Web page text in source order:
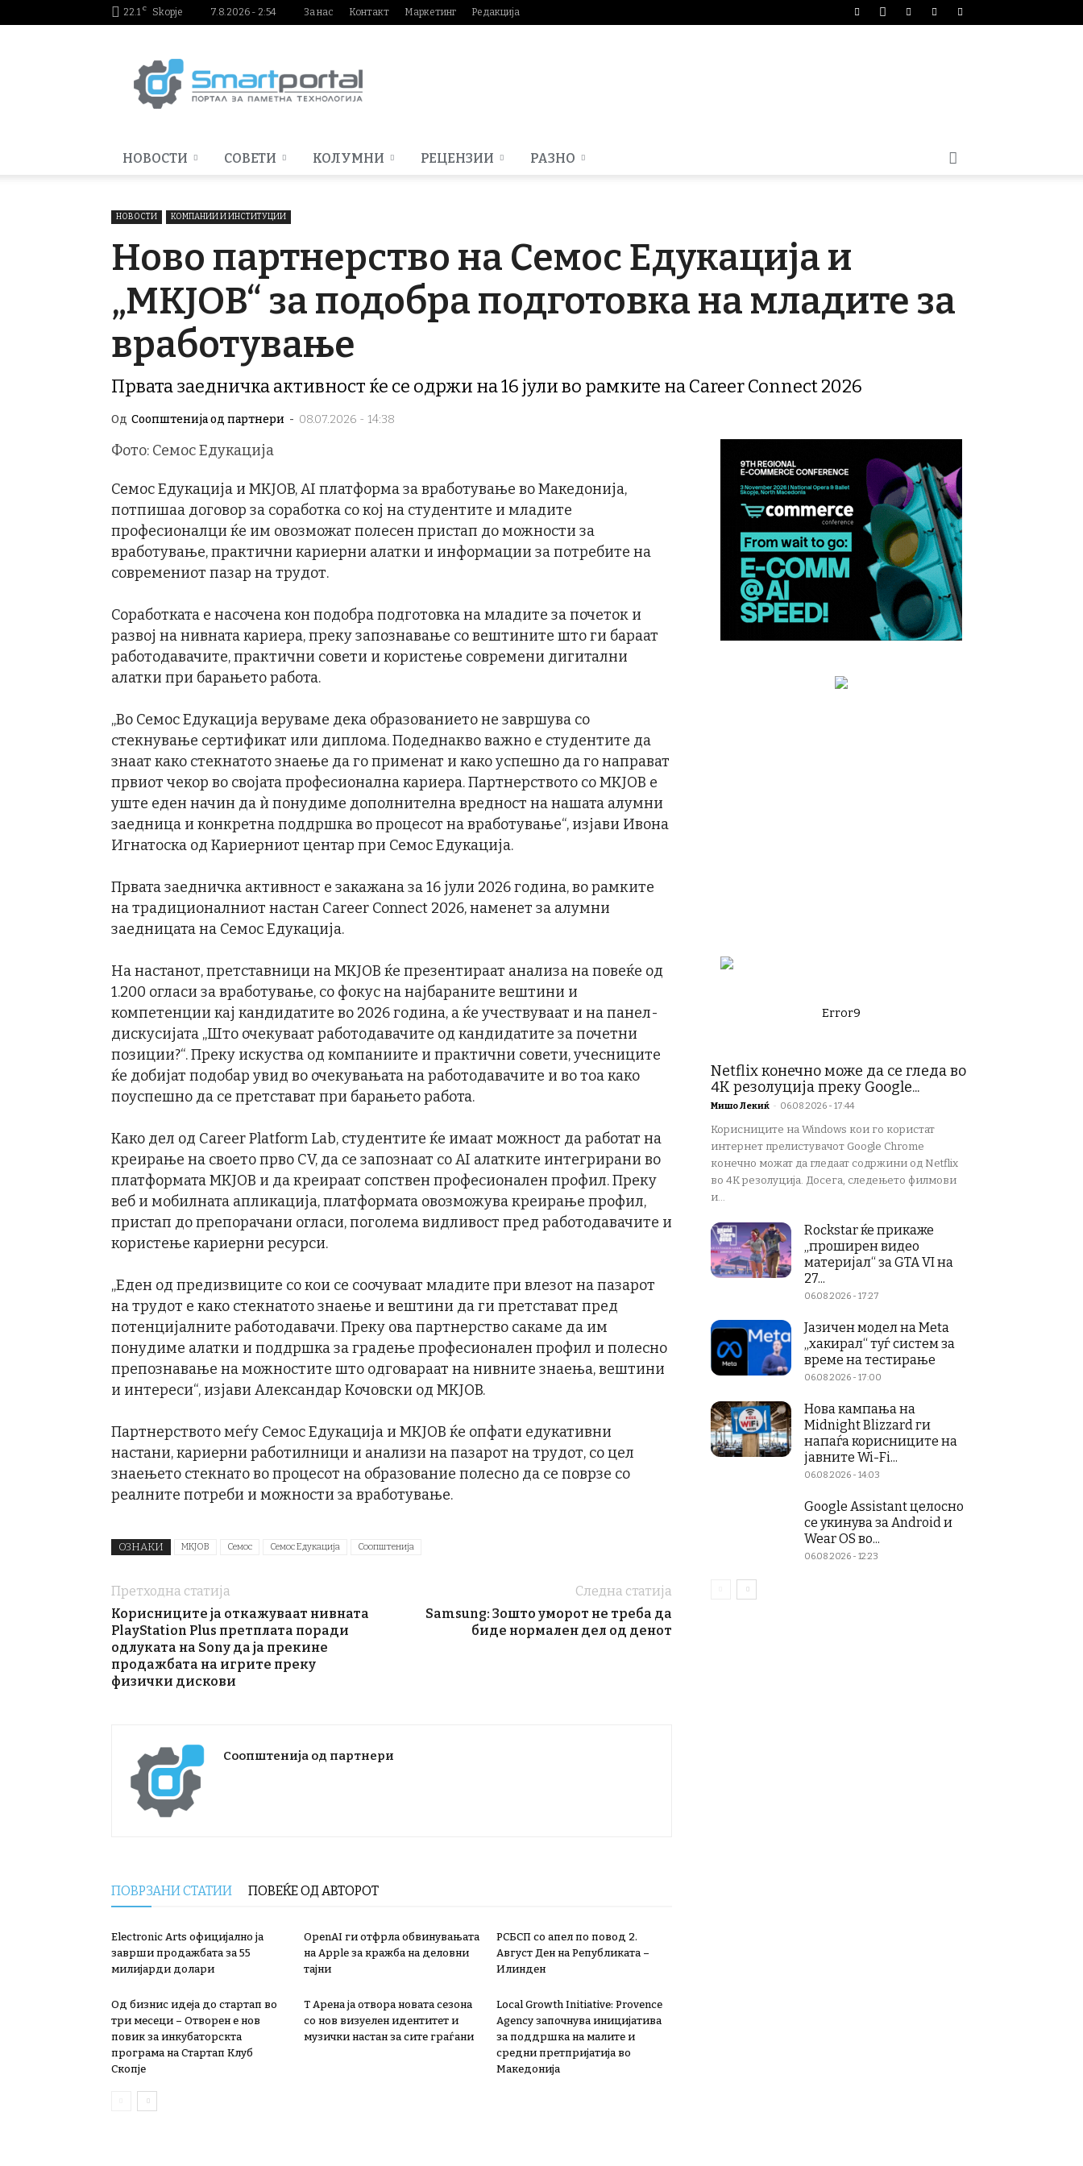
22.1 C Skopje 7.8.2026 - 2:54 За нас Контакт Маркетинг Редакција
НОВОСТИ СОВЕТИ КОЛУМНИ РЕЦЕНЗИИ РАЗНО
НОВОСТИ КОМПАНИИ И ИНСТИТУЦИИ
Ново партнерство на Семос Едукација и
„MKJOB“ за подобра подготовка на младите за
вработување
Првата заедничка активност ќе се одржи на 16 јули во рамките на Career Connect 2026
Од Соопштенија од партнери - 08.07.2026 - 14:38
Фото: Семос Едукација
Семос Едукација и MKJOB, AI платформа за вработување во Македонија,
потпишаа договор за соработка со кој на студентите и младите
професионалци ќе им овозможат полесен пристап до можности за
вработување, практични кариерни алатки и информации за потребите на
современиот пазар на трудот.
Соработката е насочена кон подобра подготовка на младите за почеток и
развој на нивната кариера, преку запознавање со вештините што ги бараат
работодавачите, практични совети и користење современи дигитални
алатки при барањето работа.
„Во Семос Едукација веруваме дека образованието не завршува со
стекнување сертификат или диплома. Подеднакво важно е студентите да
знаат како стекнатото знаење да го применат и како успешно да го направат
првиот чекор во својата професионална кариера. Партнерството со MKJOB е
уште еден начин да ѝ понудиме дополнителна вредност на нашата алумни
заедница и конкретна поддршка во процесот на вработување“, изјави Ивона
Игнатоска од Кариерниот центар при Семос Едукација.
Првата заедничка активност е закажана за 16 јули 2026 година, во рамките
на традиционалниот настан Career Connect 2026, наменет за алумни
заедницата на Семос Едукација.
На настанот, претставници на MKJOB ќе презентираат анализа на повеќе од
1.200 огласи за вработување, со фокус на најбараните вештини и
компетенции кај кандидатите во 2026 година, а ќе учествуваат и на панел-
дискусијата „Што очекуваат работодавачите од кандидатите за почетни
позиции?“. Преку искуства од компаниите и практични совети, учесниците
ќе добијат подобар увид во очекувањата на работодавачите и во тоа како
поуспешно да се претстават при барањето работа.
Како дел од Career Platform Lab, студентите ќе имаат можност да работат на
креирање на своето прво CV, да се запознаат со AI алатките интегрирани во
платформата MKJOB и да креираат сопствен професионален профил. Преку
веб и мобилната апликација, платформата овозможува креирање профил,
пристап до препорачани огласи, поголема видливост пред работодавачите и
користење кариерни ресурси.
„Еден од предизвиците со кои се соочуваат младите при влезот на пазарот
на трудот е како стекнатото знаење и вештини да ги претстават пред
потенцијалните работодавачи. Преку ова партнерство сакаме да им
понудиме алатки и поддршка за градење професионален профил и полесно
препознавање на можностите што одговараат на нивните знаења, вештини
и интереси“, изјави Александар Кочовски од MKJOB.
Партнерството меѓу Семос Едукација и MKJOB ќе опфати едукативни
настани, кариерни работилници и анализи на пазарот на трудот, со цел
знаењето стекнато во процесот на образование полесно да се поврзе со
реалните потреби и можности за вработување.
ОЗНАКИ MKJOB Семос Семос Едукација Соопштенија
Претходна статија
Корисниците ја откажуваат нивната
PlayStation Plus претплата поради
одлуката на Sony да ја прекине
продажбата на игрите преку
физички дискови
Следна статија
Samsung: Зошто уморот не треба да
биде нормален дел од денот
Соопштенија од партнери
ПОВРЗАНИ СТАТИИ ПОВЕЌЕ ОД АВТОРОТ
Electronic Arts официјално ја
заврши продажбата за 55
милијарди долари
OpenAI ги отфрла обвинувањата
на Apple за кражба на деловни
тајни
РСБСП со апел по повод 2.
Август Ден на Републиката –
Илинден
Од бизнис идеја до стартап во
три месеци – Отворен е нов
повик за инкубаторскта
програма на Стартап Клуб
Скопје
Т Арена ја отвора новата сезона
со нов визуелен идентитет и
музички настан за сите граѓани
Local Growth Initiative: Provence
Agency започнува иницијатива
за поддршка на малите и
средни претпријатија во
Македонија
Error9
Netflix конечно може да се гледа во
4K резолуција преку Google...
Мишо Лекиќ - 06.08.2026 - 17:44
Корисниците на Windows кои го користат
интернет прелистувачот Google Chrome
конечно можат да гледаат содржини од Netflix
во 4K резолуција. Досега, следењето филмови
и...
Rockstar ќе прикаже
„проширен видео
материјал“ за GTA VI на
27...
06.08.2026 - 17:27
Јазичен модел на Meta
„хакирал“ туѓ систем за
време на тестирање
06.08.2026 - 17:00
Нова кампања на
Midnight Blizzard ги
напаѓа корисниците на
јавните Wi-Fi...
06.08.2026 - 14:03
Google Assistant целосно
се укинува за Android и
Wear OS во...
06.08.2026 - 12:23